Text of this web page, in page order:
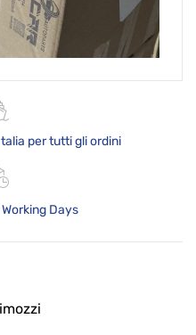
per tutti gli ordini
Days